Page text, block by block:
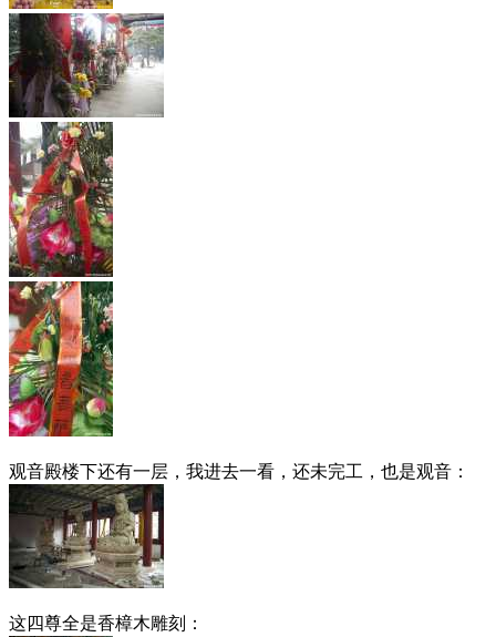
观音殿楼下还有一层，我进去一看，还未完工，也是观音：
这四尊全是香樟木雕刻：